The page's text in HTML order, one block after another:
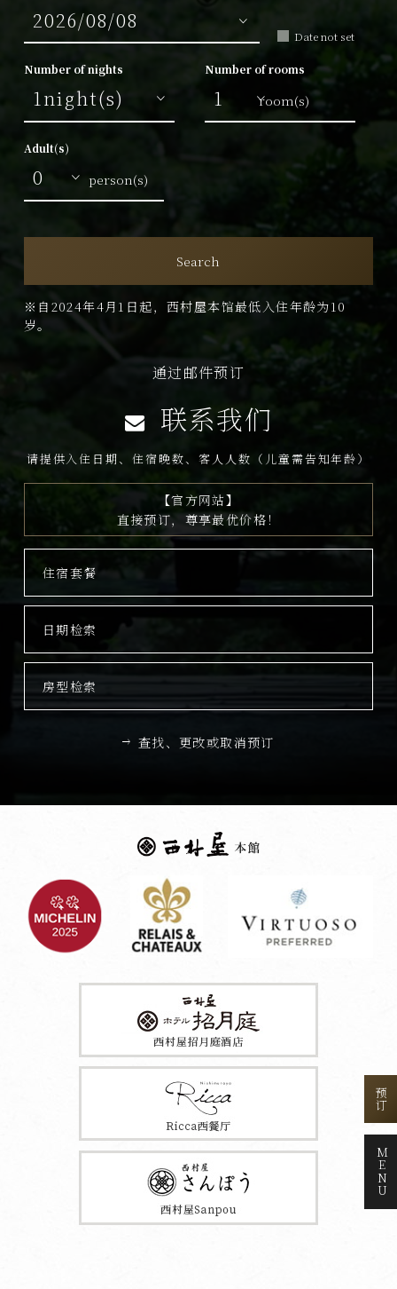
Date not set
Number of nights Number of rooms
room(s)
Adult(s)
person(s)
Search
※自2024年4月1日起，西村屋本馆最低入住年龄为10
岁。
通过邮件预订
联系我们
请提供入住日期、住宿晚数、客人人数（儿童需告知年龄）
【官方网站】
直接预订，尊享最优价格！
住宿套餐
日期检索
房型检索
查找、更改或取消预订
预订
MENU